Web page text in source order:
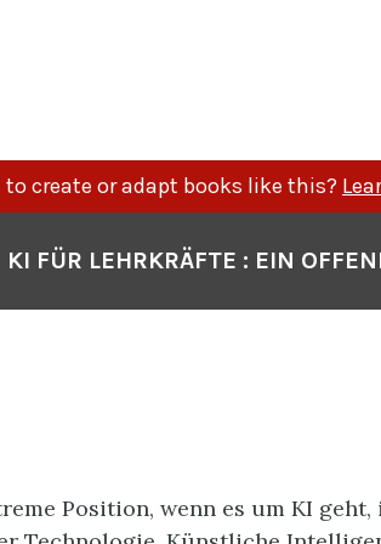
to create or adapt books like this?
KI FÜR LEHRKRÄFTE : EIN
Position, wenn es um KI